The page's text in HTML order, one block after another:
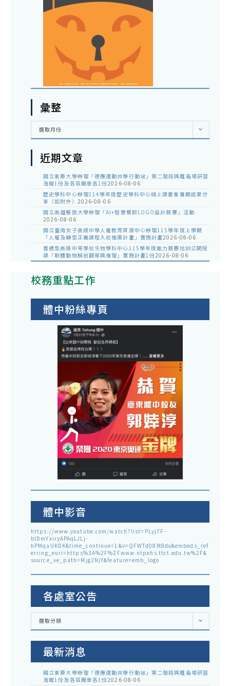
彙整
彙
選取月份
近期文章
國立東華大學辦理「適應運動共學行動站」第二階段與離島場研習
海報1份及各區簡章各1份2026-08-06
歷史學科中心辦理114學年度歷史學科中心線上讀書會暑期成果分
享（如附件） 2026-08-06
國立高雄餐旅大學辦理「AI+智慧餐飲LOGO設計競賽」活動
2026-08-06
國立臺南女子高級中學人權教育資源中心辦理115學年度上學期
「人權及轉型正義課程入校推廣計畫」實施計畫2026-08-06
普通型高級中等學校生物學科中心115學年度能力競賽培訓公開授
課「軟體動物解剖觀察與推理」實施計畫1份2026-08-06
校務重點工作
體中粉絲專頁
體中影音
https://www.youtube.com/watch?list=PLyj7F-
blDmYxiryAPAqLJLj-
hPMqaUKDK&time_continue=1&v=QFWTd08M8do&embeds_ref
erring_euri=https%3A%2F%2Fwww.ntpehs.ttct.edu.tw%2F&
source_ve_path=Mjg2NjY&feature=emb_logo
各處室公告
各
室
選取分類
最新消息
國立東華大學辦理「適應運動共學行動站」第二階段與離島場研習
海報1份及各區簡章各1份2026-08-06